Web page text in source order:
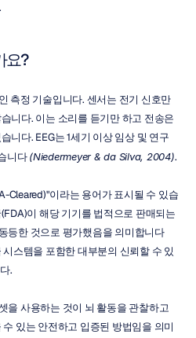
요?
인 측정 기술입니다. 센서는 전기 신호만
니다. 이는 소리를 듣기만 하고 전송은
니다. EEG는 1세기 이상 임상 및 연구
니다 (Niedermeyer & da Silva, 2004).
Cleared)"이라는 용어가 표시될 수 있습
이 해당 기기를 법적으로 판매되는
다른 EEG 증폭기와 실질적으로 동등한 것으로 평가했음을 의미합니다
시스템을 포함한 대부분의 신뢰할 수 있
.
을 사용하는 것이 뇌 활동을 관찰하고
있는 안전하고 입증된 방법임을 의미